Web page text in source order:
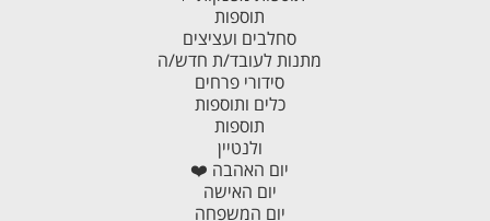
תוספות
סחלבים ועציצים
מתנות לעובד/ת חדש/ה
סידורי פרחים
כלים ותוספות
תוספות
ולנטיין
יום האהבה ❤️
יום האישה
יום המשפחה